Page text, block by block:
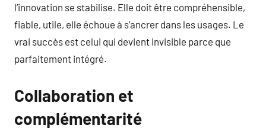
l’innovation se stabilise. Elle doit être compréhensible,
fiable, utile, elle échoue à s’ancrer dans les usages. Le
vrai succès est celui qui devient invisible parce que
parfaitement intégré.
Collaboration et
complémentarité